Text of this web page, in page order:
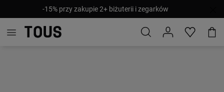
-15% przy zakupie 2+ biżuterii i zegarków